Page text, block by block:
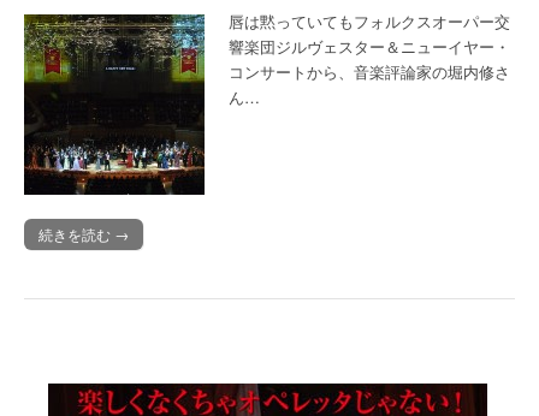
唇は黙っていてもフォルクスオーパー交
響楽団ジルヴェスター＆ニューイヤー・
コンサートから、音楽評論家の堀内修さ
ん…
続きを読む →